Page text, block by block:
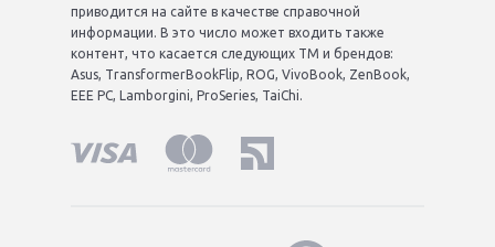
приводится на сайте в качестве справочной
информации. В это число может входить также
контент, что касается следующих ТМ и брендов:
Asus, TransformerBookFlip, ROG, VivoBook, ZenBook,
EEE PC, Lamborgini, ProSeries, TaiChi.